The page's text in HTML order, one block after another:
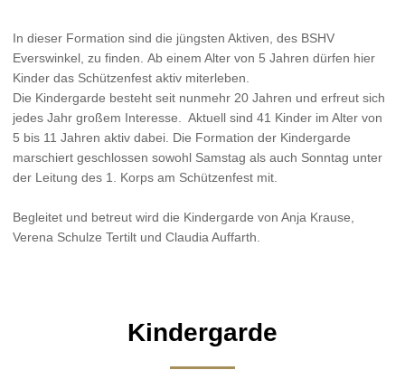
In dieser Formation sind die jüngsten Aktiven, des BSHV
Everswinkel, zu finden. Ab einem Alter von 5 Jahren dürfen hier
Kinder das Schützenfest aktiv miterleben.
Die Kindergarde besteht seit nunmehr 20 Jahren und erfreut sich
jedes Jahr großem Interesse. Aktuell sind 41 Kinder im Alter von
5 bis 11 Jahren aktiv dabei. Die Formation der Kindergarde
marschiert geschlossen sowohl Samstag als auch Sonntag unter
der Leitung des 1. Korps am Schützenfest mit.
Begleitet und betreut wird die Kindergarde von Anja Krause,
Verena Schulze Tertilt und Claudia Auffarth.
Kindergarde